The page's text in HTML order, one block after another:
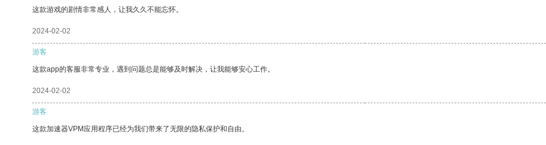
这款游戏的剧情非常感人，让我久久不能忘怀。
2024-02-02
游客
这款app的客服非常专业，遇到问题总是能够及时解决，让我能够安心工作。
2024-02-02
游客
这款加速器VPM应用程序已经为我们带来了无限的隐私保护和自由。